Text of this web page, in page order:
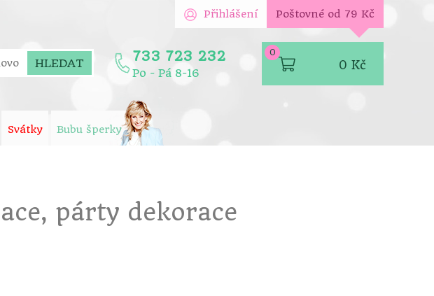
Přihlášení Poštovné od 79 Kč
HLEDAT 733 723 232
Po - Pá 8-16
0
0 Kč
Svátky Bubu šperky
párty dekorace